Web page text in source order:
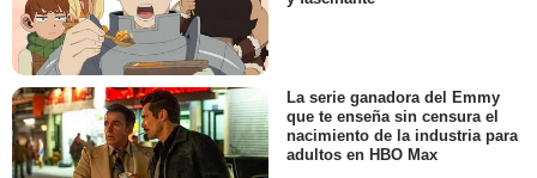
La serie ganadora del Emmy
que te enseña sin censura el
nacimiento de la industria para
adultos en HBO Max